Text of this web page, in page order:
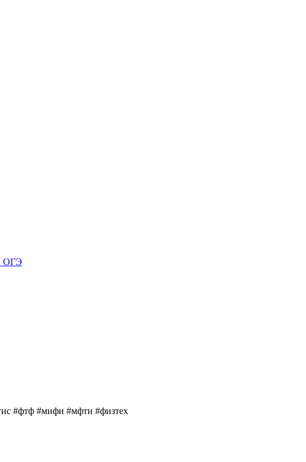
ОГЭ
#фтф #мифи #мфти #физтех